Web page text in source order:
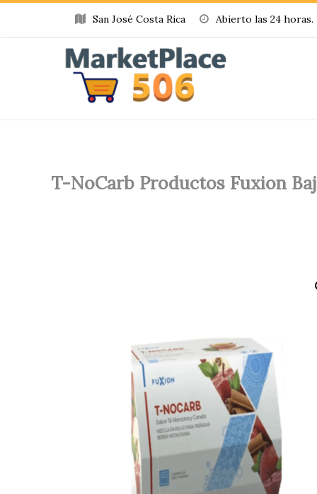
San José Costa Rica Abierto las 24 horas.
Home»Producto »T-NoCarb Productos Fuxion
T-NoCarb Productos Fuxion